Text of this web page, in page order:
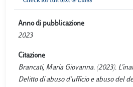
Anno di pubblicazione
2023
Citazione
Brancati, Maria Giovanna. (2023).
Delitto di abuso d’ufficio e abuso del